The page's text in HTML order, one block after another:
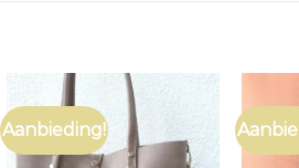
Aanbieding!